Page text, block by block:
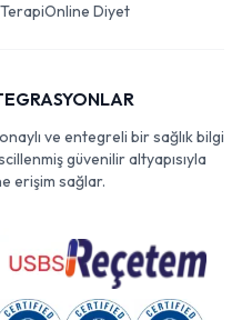
Online Diyet
ve entegreli bir sağlık bilgi
güvenilir altyapısıyla
erişim sağlar.